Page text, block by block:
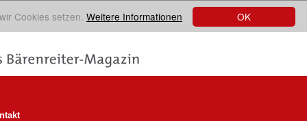
OK
Cookies setzen. Weitere Informationen